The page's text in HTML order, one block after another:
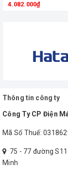
4.082.000₫
Thông tin công ty
Công Ty CP Điện
Mã Số Thuế:
75 - 77 đường
Minh